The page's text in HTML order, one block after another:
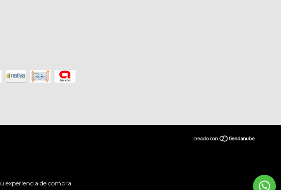
experiencia de compra.